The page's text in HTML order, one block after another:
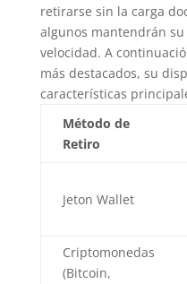
retirarse sin la carga
algunos mantendrán
velocidad. A
más destacados, su
características
Método de
Retiro
Jeton Wallet
Criptomonedas
(Bitcoin,